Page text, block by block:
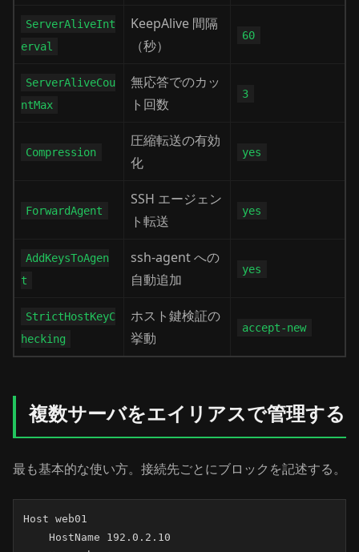
ServerAliveInt
erval
KeepAlive 間隔
（秒）
60
ServerAliveCou
ntMax
無応答でのカッ
ト回数
3
Compression
圧縮転送の有効
化
yes
ForwardAgent
SSH エージェン
ト転送
yes
AddKeysToAgen
t
ssh-agent への
自動追加
yes
StrictHostKeyC
hecking
ホスト鍵検証の
挙動
accept-new
複数サーバをエイリアスで管理する
最も基本的な使い方。接続先ごとにブロックを記述する。
Host web01
    HostName 192.0.2.10